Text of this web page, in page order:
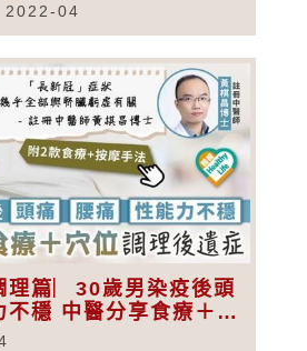
2022-04
理篇︳30歲男染疫後頭
不穩 中醫分享食療＋穴